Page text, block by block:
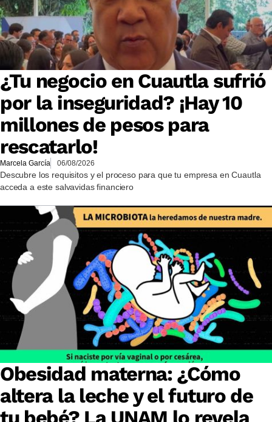
¿Tu negocio en Cuautla sufrió
por la inseguridad? ¡Hay 10
millones de pesos para
rescatarlo!
Marcela García 06/08/2026
Descubre los requisitos y el proceso para que tu empresa en Cuautla
acceda a este salvavidas financiero
Obesidad materna: ¿Cómo
altera la leche y el futuro de